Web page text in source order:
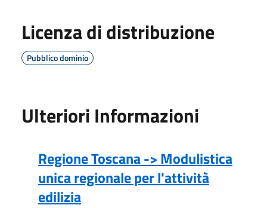
Licenza di distribuzione
Pubblico dominio
Ulteriori Informazioni
Regione Toscana -> Modulistica
unica regionale per l'attività
edilizia